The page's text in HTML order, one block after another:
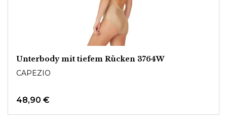
Unterbody mit tiefem Rücken 3764W
CAPEZIO
48,90 €